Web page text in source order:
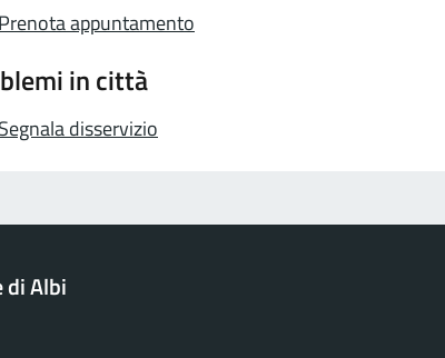
Prenota appuntamento
in città
Segnala disservizio
di Albi